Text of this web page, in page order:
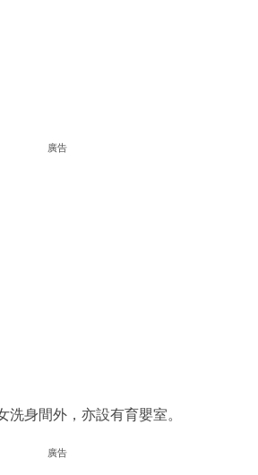
廣告
洗身間外，亦設有育嬰室。
廣告